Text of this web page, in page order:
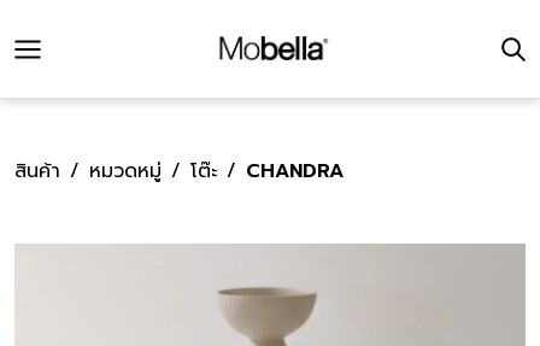
สินค้า หมวดหมู่ โต๊ะ CHANDRA